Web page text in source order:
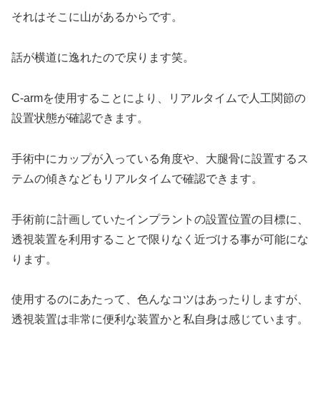
それはそこに山があるからです。
話が横道に逸れたので戻ります笑。
C-armを使用することにより、リアルタイムで人工関節の
設置状態が確認できます。
手術中にカップが入っている角度や、大腿骨に設置するス
テムの傾きなどもリアルタイムで確認できます。
手術前に計画していたインプラントの設置位置の目標に、
透視装置を利用することで限りなく近づける事が可能にな
ります。
使用するのにあたって、色んなコツはあったりしますが、
透視装置は非常に便利な装置かと私自身は感じています。